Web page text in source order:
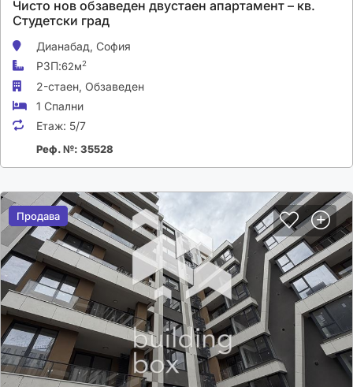
Чисто нов обзаведен двустаен апартамент – кв.
Студетски град
Дианабад, София
РЗП:62м2
2-стаен, Обзаведен
1 Спални
Етаж: 5/7
Реф. №: 35528
Продава
Продава